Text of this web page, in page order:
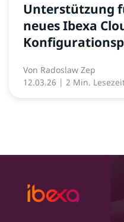
Unterstützung
neues Ibexa
Von Radoslaw Zep
12.03.26 | 2 Min.